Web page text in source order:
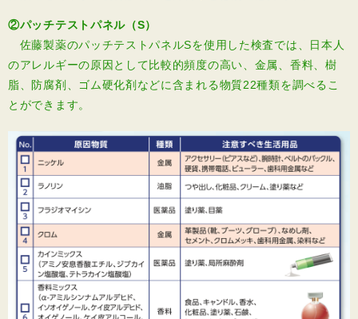
②パッチテストパネル（S）
佐藤製薬のパッチテストパネルSを使用した検査では、日本人
のアレルギーの原因として比較的頻度の高い、金属、香料、樹
脂、防腐剤、ゴム硬化剤などに含まれる物質22種類を調べるこ
とができます。